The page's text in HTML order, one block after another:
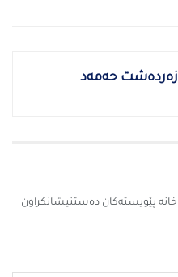
زەردەشت حەمەد
خانە پێویستەکان دەستنیشانکراون